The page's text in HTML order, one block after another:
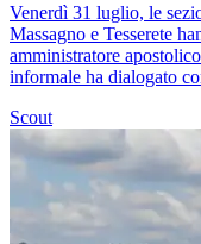
Venerdì 31 luglio, le
Massagno e Tesserete
amministratore
informale ha dialogato
Scout